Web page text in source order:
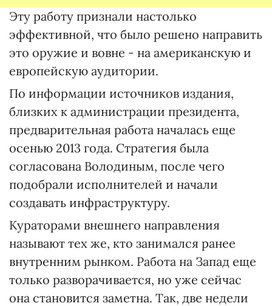
Эту работу признали настолько
эффективной, что было решено направить
это оружие и вовне - на американскую и
европейскую аудитории.
По информации источников издания,
близких к администрации президента,
предварительная работа началась еще
осенью 2013 года. Стратегия была
согласована Володиным, после чего
подобрали исполнителей и начали
создавать инфраструктуру.
Кураторами внешнего направления
называют тех же, кто занимался ранее
внутренним рынком. Работа на Запад еще
только разворачивается, но уже сейчас
она становится заметна. Так, две недели